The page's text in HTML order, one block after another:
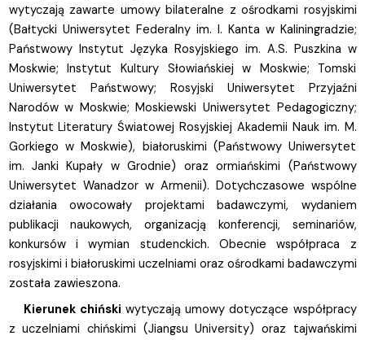
wytyczają zawarte umowy bilateralne z ośrodkami rosyjskimi
(Bałtycki Uniwersytet Federalny im. I. Kanta w Kaliningradzie;
Państwowy Instytut Języka Rosyjskiego im. A.S. Puszkina w
Moskwie; Instytut Kultury Słowiańskiej w Moskwie; Tomski
Uniwersytet Państwowy; Rosyjski Uniwersytet Przyjaźni
Narodów w Moskwie; Moskiewski Uniwersytet Pedagogiczny;
Instytut Literatury Światowej Rosyjskiej Akademii Nauk im. M.
Gorkiego w Moskwie), białoruskimi (Państwowy Uniwersytet
im. Janki Kupały w Grodnie) oraz ormiańskimi (Państwowy
Uniwersytet Wanadzor w Armenii). Dotychczasowe wspólne
działania owocowały projektami badawczymi, wydaniem
publikacji naukowych, organizacją konferencji, seminariów,
konkursów i wymian studenckich. Obecnie współpraca z
rosyjskimi i białoruskimi uczelniami oraz ośrodkami badawczymi
została zawieszona.
Kierunek chiński wytyczają umowy dotyczące współpracy
z uczelniami chińskimi (Jiangsu University) oraz tajwańskimi